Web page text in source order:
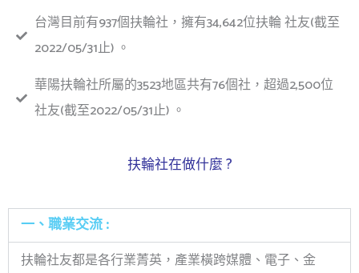
台灣目前有937個扶輪社，擁有34,642位扶輪 社友(截至
2022/05/31止) 。
華陽扶輪社所屬的3523地區共有76個社，超過2,500位
社友(截至2022/05/31止) 。
扶輪社在做什麼 ?
一、職業交流 :
扶輪社友都是各行業菁英，產業橫跨媒體、電子、金